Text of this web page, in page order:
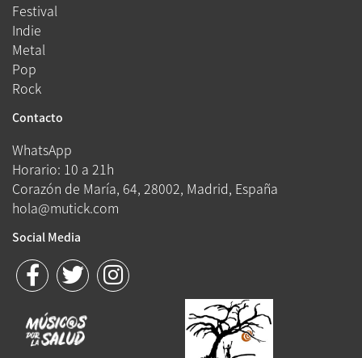
Festival
Indie
Metal
Pop
Rock
Contacto
WhatsApp
Horario: 10 a 21h
Corazón de María, 64, 28002, Madrid, España
hola@mutick.com
Social Media